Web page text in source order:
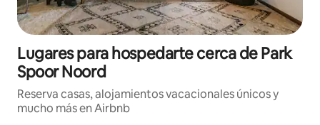
Lugares para hospedarte cerca de Park
Spoor Noord
Reserva casas, alojamientos vacacionales únicos y
mucho más en Airbnb